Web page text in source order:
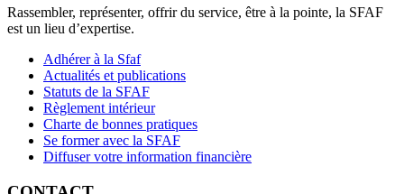
Rassembler, représenter, offrir du service, être à la pointe, la SFAF
est un lieu d’expertise.
Adhérer à la Sfaf
Actualités et publications
Statuts de la SFAF
Règlement intérieur
Charte de bonnes pratiques
Se former avec la SFAF
Diffuser votre information financière